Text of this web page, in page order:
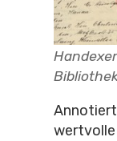
wertvolle